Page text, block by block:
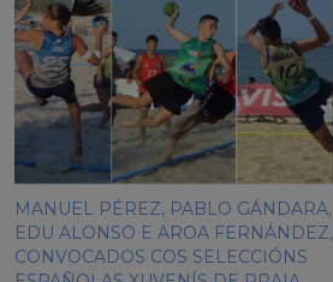
MANUEL PÉREZ, PABLO GÁNDARA,
EDU ALONSO E AROA FERNÁNDEZ,
CONVOCADOS COS SELECCIÓNS